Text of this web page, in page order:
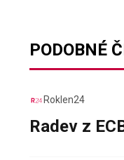
PODOBNÉ
Roklen24
Radev z